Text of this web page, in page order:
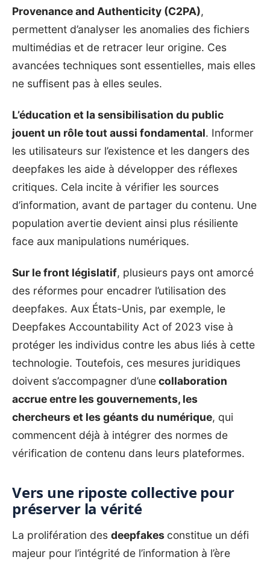
Provenance and Authenticity (C2PA),
permettent d’analyser les anomalies des fichiers
multimédias et de retracer leur origine. Ces
avancées techniques sont essentielles, mais elles
ne suffisent pas à elles seules.
L’éducation et la sensibilisation du public
jouent un rôle tout aussi fondamental. Informer
les utilisateurs sur l’existence et les dangers des
deepfakes les aide à développer des réflexes
critiques. Cela incite à vérifier les sources
d’information, avant de partager du contenu. Une
population avertie devient ainsi plus résiliente
face aux manipulations numériques.
Sur le front législatif, plusieurs pays ont amorcé
des réformes pour encadrer l’utilisation des
deepfakes. Aux États-Unis, par exemple, le
Deepfakes Accountability Act of 2023 vise à
protéger les individus contre les abus liés à cette
technologie. Toutefois, ces mesures juridiques
doivent s’accompagner d’unecollaboration
accrue entre les gouvernements, les
chercheurs et les géants du numérique, qui
commencent déjà à intégrer des normes de
vérification de contenu dans leurs plateformes.
Vers une riposte collective pour
préserver la vérité
La prolifération des deepfakes constitue un défi
majeur pour l’intégrité de l’information à l’ère